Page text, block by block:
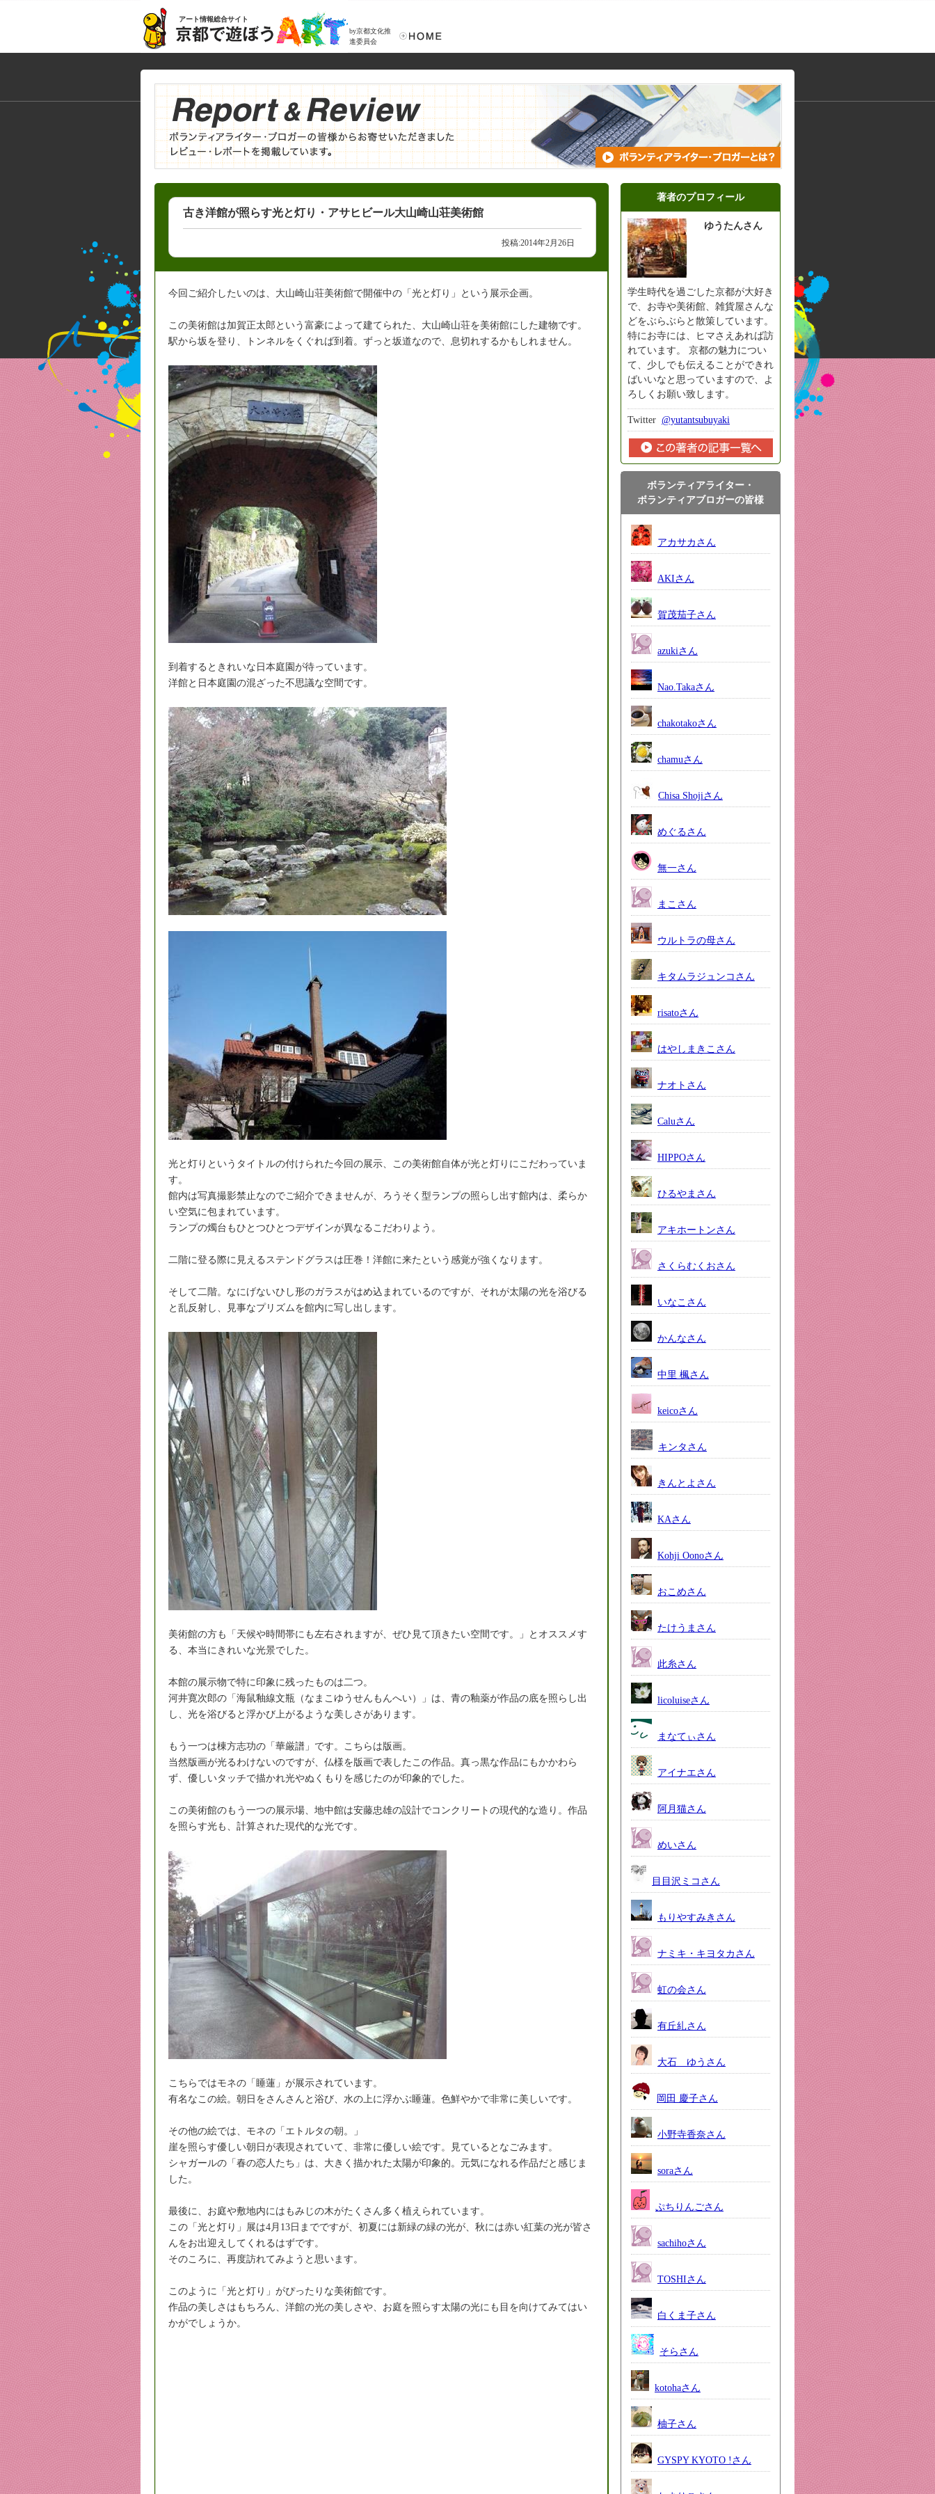
アート情報総合サイト
by京都文化推
進委員会
古き洋館が照らす光と灯り・アサヒビール大山崎山荘美術館
投稿:2014年2月26日
今回ご紹介したいのは、大山崎山荘美術館で開催中の「光と灯り」という展示企画。
この美術館は加賀正太郎という富豪によって建てられた、大山崎山荘を美術館にした建物です。
駅から坂を登り、トンネルをくぐれば到着。ずっと坂道なので、息切れするかもしれません。
到着するときれいな日本庭園が待っています。
洋館と日本庭園の混ざった不思議な空間です。
光と灯りというタイトルの付けられた今回の展示、この美術館自体が光と灯りにこだわっていま
す。
館内は写真撮影禁止なのでご紹介できませんが、ろうそく型ランプの照らし出す館内は、柔らか
い空気に包まれています。
ランプの燭台もひとつひとつデザインが異なるこだわりよう。
二階に登る際に見えるステンドグラスは圧巻！洋館に来たという感覚が強くなります。
そして二階。なにげないひし形のガラスがはめ込まれているのですが、それが太陽の光を浴びる
と乱反射し、見事なプリズムを館内に写し出します。
美術館の方も「天候や時間帯にも左右されますが、ぜひ見て頂きたい空間です。」とオススメす
る、本当にきれいな光景でした。
本館の展示物で特に印象に残ったものは二つ。
河井寛次郎の「海鼠釉線文瓶（なまこゆうせんもんへい）」は、青の釉薬が作品の底を照らし出
し、光を浴びると浮かび上がるような美しさがあります。
もう一つは棟方志功の「華厳譜」です。こちらは版画。
当然版画が光るわけないのですが、仏様を版画で表したこの作品。真っ黒な作品にもかかわら
ず、優しいタッチで描かれ光やぬくもりを感じたのが印象的でした。
この美術館のもう一つの展示場、地中館は安藤忠雄の設計でコンクリートの現代的な造り。作品
を照らす光も、計算された現代的な光です。
こちらではモネの「睡蓮」が展示されています。
有名なこの絵。朝日をさんさんと浴び、水の上に浮かぶ睡蓮。色鮮やかで非常に美しいです。
その他の絵では、モネの「エトルタの朝。」
崖を照らす優しい朝日が表現されていて、非常に優しい絵です。見ているとなごみます。
シャガールの「春の恋人たち」は、大きく描かれた太陽が印象的。元気になれる作品だと感じま
した。
最後に、お庭や敷地内にはもみじの木がたくさん多く植えられています。
この「光と灯り」展は4月13日までですが、初夏には新緑の緑の光が、秋には赤い紅葉の光が皆さ
んをお出迎えしてくれるはずです。
そのころに、再度訪れてみようと思います。
このように「光と灯り」がぴったりな美術館です。
作品の美しさはもちろん、洋館の光の美しさや、お庭を照らす太陽の光にも目を向けてみてはい
かがでしょうか。
著者のプロフィール
ゆうたんさん
学生時代を過ごした京都が大好き
で、お寺や美術館、雑貨屋さんな
どをぶらぶらと散策しています。
特にお寺には、ヒマさえあれば訪
れています。 京都の魅力につい
て、少しでも伝えることができれ
ばいいなと思っていますので、よ
ろしくお願い致します。
Twitter @yutantsubuyaki
ボランティアライター・
ボランティアブロガーの皆様
アカサカさん
AKIさん
賀茂茄子さん
azukiさん
Nao.Takaさん
chakotakoさん
chamuさん
Chisa Shojiさん
めぐるさん
無一さん
まこさん
ウルトラの母さん
キタムラジュンコさん
risatoさん
はやしまきこさん
ナオトさん
Caluさん
HIPPOさん
ひるやまさん
アキホートンさん
さくらむくおさん
いなこさん
かんなさん
中里 楓さん
keicoさん
キンタさん
きんとよさん
KAさん
Kohji Oonoさん
おこめさん
たけうまさん
此糸さん
licoluiseさん
まなてぃさん
アイナエさん
阿月猫さん
めいさん
目目沢ミコさん
もりやすみきさん
ナミキ・キヨタカさん
虹の会さん
有丘糺さん
大石 ゆうさん
岡田 慶子さん
小野寺香奈さん
soraさん
ぷちりんごさん
sachihoさん
TOSHIさん
白くま子さん
そらさん
kotohaさん
柚子さん
GYSPY KYOTO !さん